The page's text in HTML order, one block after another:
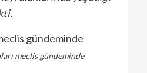
meclis gündeminde